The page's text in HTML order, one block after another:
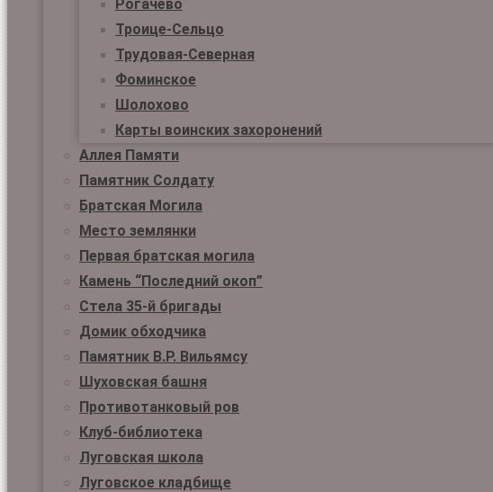
Рогачёво
Троице-Сельцо
Трудовая-Северная
Фоминское
Шолохово
Карты воинских захоронений
Аллея Памяти
Памятник Солдату
Братская Могила
Место землянки
Первая братская могила
Камень “Последний окоп”
Стела 35-й бригады
Домик обходчика
Памятник В.Р. Вильямсу
Шуховская башня
Противотанковый ров
Клуб-библиотека
Луговская школа
Луговское кладбище